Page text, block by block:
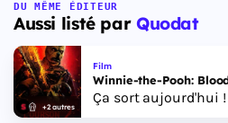
DU MÊME ÉDITEUR
Aussi listé par Quodat
+2 autres
Film
Winnie-the-Pooh:
Ça sort aujourd'hui !